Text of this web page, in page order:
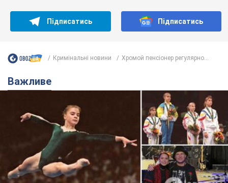
Підписатись Підписатись
Кримінальні новини Хромой пенсіонер регулярно...
Важливе